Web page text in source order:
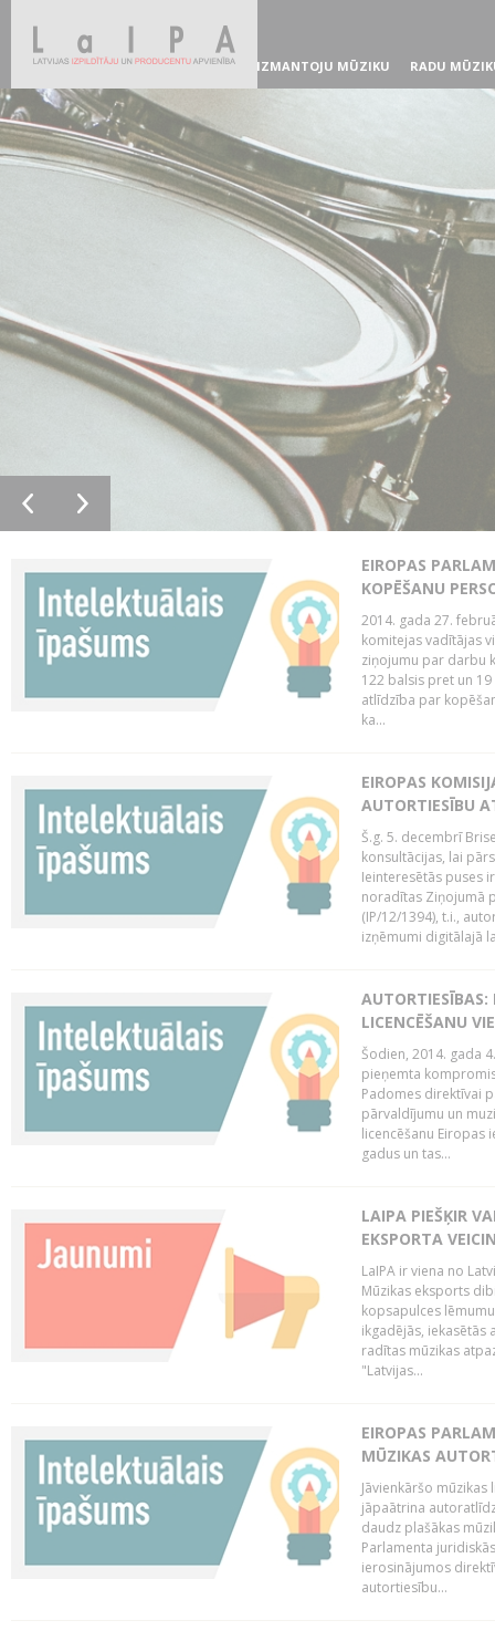
IZMANTOJU MŪZIKU RADU
EIROPAS
KOPĒŠANU
2014. gada 27.
komitejas vadītājas
ziņojumu par darbu
122 balsis pret un
atlīdzība par
ka...
EIROPAS
AUTORTIESĪBU
Š.g. 5. decembrī
konsultācijas, lai
Ieinteresētās puses
noradītas Ziņojumā
(IP/12/1394), t.i.,
izņēmumi digitālajā
AUTORTIESĪBAS:
LICENCĒŠANU
Šodien, 2014. gada
pieņemta
Padomes direktīvai
pārvaldījumu un
licencēšanu Eiropas
gadus un tas...
LAIPA PIEŠĶIR
EKSPORTA
LaIPA ir viena no
Mūzikas eksports
kopsapulces
ikgadējās, iekasētās
radītas mūzikas
"Latvijas...
EIROPAS
MŪZIKAS
Jāvienkāršo
jāpaātrina
daudz plašākas
Parlamenta
ierosinājumos
autortiesību...